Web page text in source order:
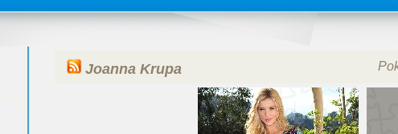
Joanna Krupa